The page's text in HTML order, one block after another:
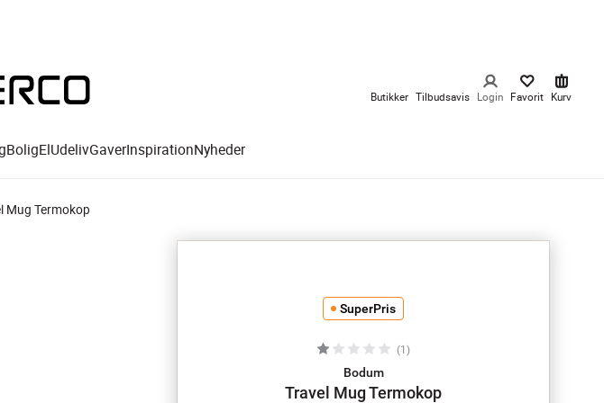
Butikker Tilbudsavis Login Favorit Kurv
BoligElUdelivGaverInspirationNyheder
Mug Termokop
SuperPris
(1 )
Bodum
Travel Mug Termokop